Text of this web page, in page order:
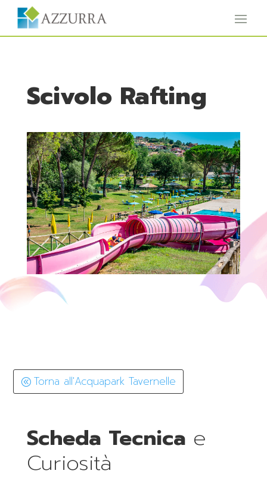
Scivolo Rafting
Torna all'Acquapark Tavernelle
Scheda Tecnica e
Curiosità